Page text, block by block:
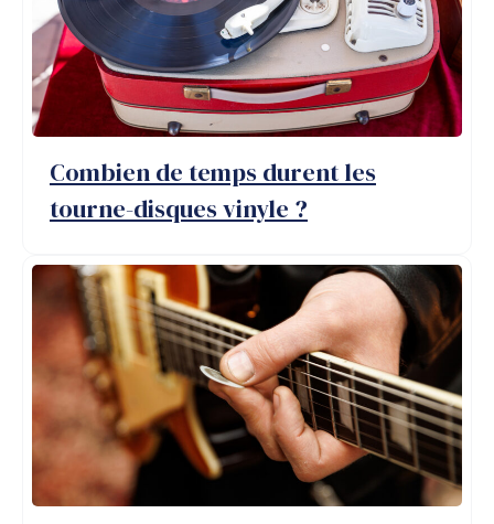
Combien de temps durent les
tourne-disques vinyle ?